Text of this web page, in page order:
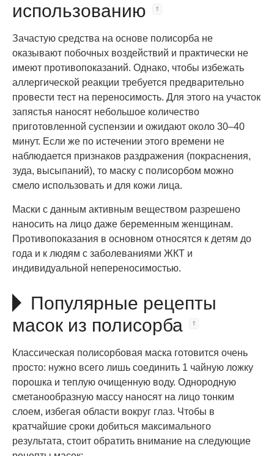
использованию
Зачастую средства на основе полисорба не
оказывают побочных воздействий и практически не
имеют противопоказаний. Однако, чтобы избежать
аллергической реакции требуется предварительно
провести тест на переносимость. Для этого на участок
запястья наносят небольшое количество
приготовленной суспензии и ожидают около 30–40
минут. Если же по истечении этого времени не
наблюдается признаков раздражения (покраснения,
зуда, высыпаний), то маску с полисорбом можно
смело использовать и для кожи лица.
Маски с данным активным веществом разрешено
наносить на лицо даже беременным женщинам.
Противопоказания в основном относятся к детям до
года и к людям с заболеваниями ЖКТ и
индивидуальной непереносимостью.
Популярные рецепты
масок из полисорба
Классическая полисорбовая маска готовится очень
просто: нужно всего лишь соединить 1 чайную ложку
порошка и теплую очищенную воду. Однородную
сметанообразную массу наносят на лицо тонким
слоем, избегая области вокруг глаз. Чтобы в
кратчайшие сроки добиться максимального
результата, стоит обратить внимание на следующие